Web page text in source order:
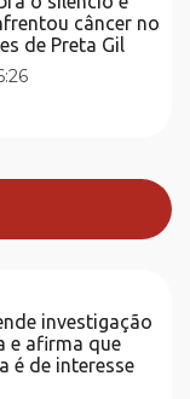
câncer no
de Preta Gil
investigação
e afirma que
é de interesse